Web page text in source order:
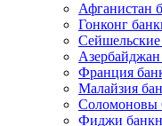
Афганистан
Гонконг
Франция
Малайзия
Соломоновы
Фиджи